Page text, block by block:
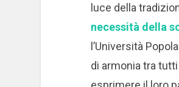
luce della
necessità della
l’Università
di armonia tra